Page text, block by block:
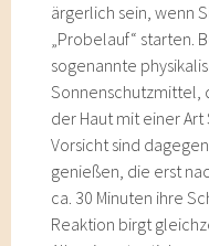
ärgerlich sein, wenn
„Probelauf“ starten.
sogenannte
Sonnenschutzmittel,
der Haut mit einer
Vorsicht sind
genießen, die erst
ca. 30 Minuten ihre
Reaktion birgt